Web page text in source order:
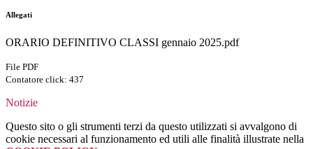
Allegati
ORARIO DEFINITIVO CLASSI gennaio 2025.pdf
File PDF
Contatore click: 437
Notizie
Questo sito o gli strumenti terzi da questo utilizzati si avvalgono di
cookie necessari al funzionamento ed utili alle finalità illustrate nella